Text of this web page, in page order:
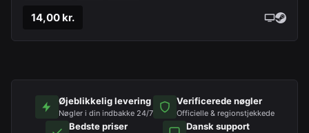
14,00 kr.
Øjeblikkelig levering
Nøgler i din indbakke 24/7
Verificerede nøgler
Officielle & regionstjekkede
Bedste priser Dansk support